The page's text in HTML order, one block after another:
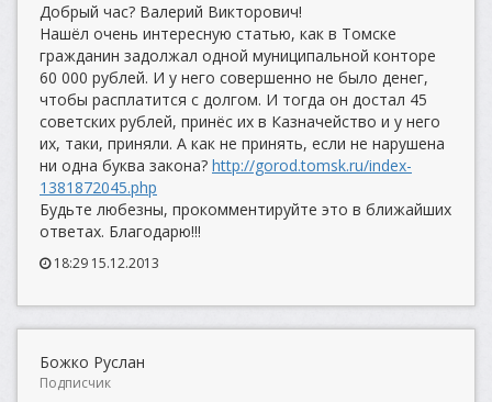
Добрый час? Валерий Викторович!
Нашёл очень интересную статью, как в Томске
гражданин задолжал одной муниципальной конторе
60 000 рублей. И у него совершенно не было денег,
чтобы расплатится с долгом. И тогда он достал 45
советских рублей, принёс их в Казначейство и у него
их, таки, приняли. А как не принять, если не нарушена
ни одна буква закона? http://gorod.tomsk.ru/index-
1381872045.php
Будьте любезны, прокомментируйте это в ближайших
ответах. Благодарю!!!
18:29 15.12.2013
Божко Руслан
Подписчик